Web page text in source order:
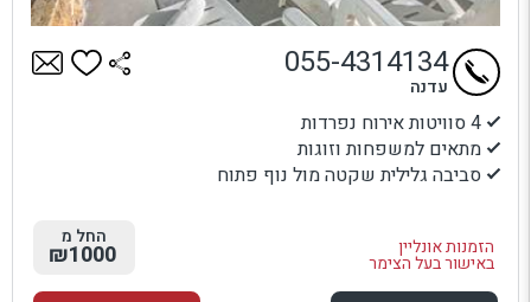
4 סוויטות אירוח נפרדות
מתאים למשפחות וזוגות
סביבה גלילית שקטה מול נוף פתוח
הזמנות אונליין
באישור בעל הצימר
055-4314134
עדנה
החל מ
₪1000